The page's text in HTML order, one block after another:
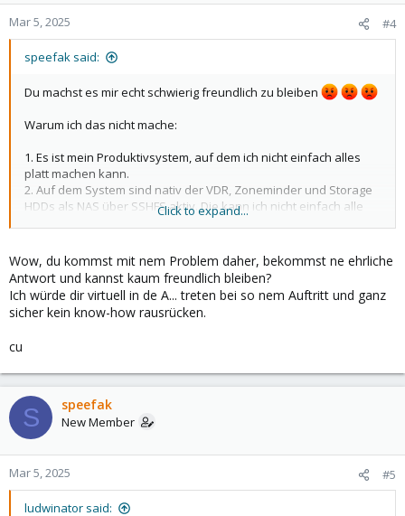
Mar 5, 2025 #4
speefak said:
Du machst es mir echt schwierig freundlich zu bleiben
Warum ich das nicht mache:
1. Es ist mein Produktivsystem, auf dem ich nicht einfach alles
platt machen kann.
2. Auf dem System sind nativ der VDR, Zoneminder und Storage
HDDs als NAS über SSHFS aktiv. Die kann ich nicht einfach alle
nach Gutdünken löschen oder umformatieren
verbaute NVME über 6GB/s schreibend schafft.
4. RAID macht heutzutage nicht mehr viel Sinn, wenn man es nicht
als "On Demand Ausfallsicherung" nutzt.
5. Statt RAID nutzte ich lieber einen dedizierten Backupserver,
denn wenn der Server durch Blitzschlag etc. zerstört wird, nutzt
kannst/willst wäre ich dir dankbar. Wenn du weiter trollen willst,
suche dir bitte jmd. anders!
Click to expand...
Wow, du kommst mit nem Problem daher, bekommst ne ehrliche
Antwort und kannst kaum freundlich bleiben?
Ich würde dir virtuell in de A... treten bei so nem Auftritt und ganz
sicher kein know-how rausrücken.
cu
S speefak
New Member
Mar 5, 2025 #5
ludwinator said: